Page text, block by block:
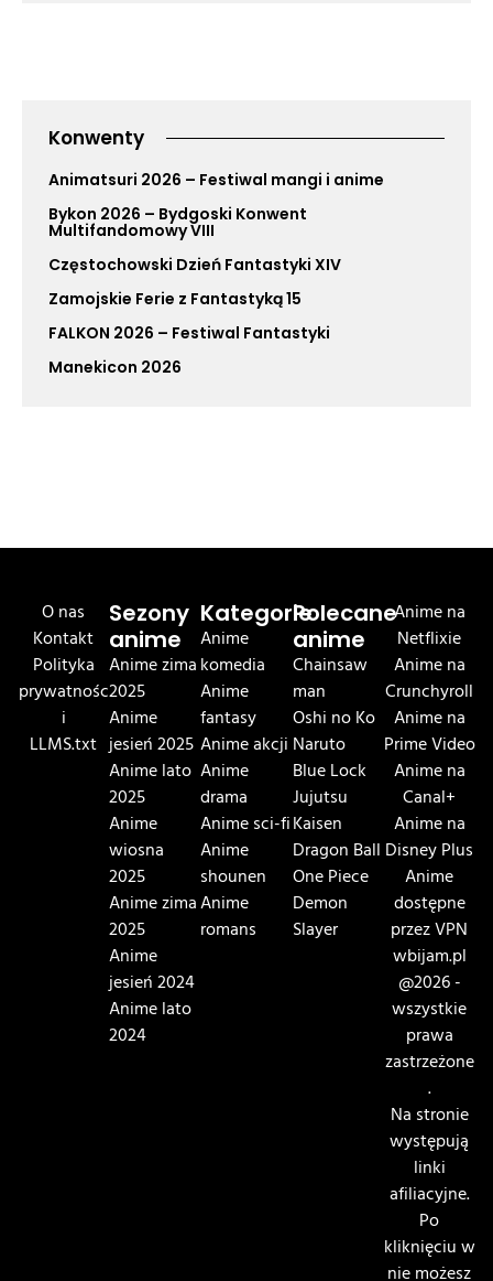
Konwenty
Animatsuri 2026 – Festiwal mangi i anime
Bykon 2026 – Bydgoski Konwent
Multifandomowy VIII
Częstochowski Dzień Fantastyki XIV
Zamojskie Ferie z Fantastyką 15
FALKON 2026 – Festiwal Fantastyki
Manekicon 2026
O nas
Kontakt
Polityka
prywatnośc
i
LLMS.txt
Sezony
anime
Anime zima
2025
Anime
jesień 2025
Anime lato
2025
Anime
wiosna
2025
Anime zima
2025
Anime
jesień 2024
Anime lato
2024
Kategorie
Anime
komedia
Anime
fantasy
Anime akcji
Anime
drama
Anime sci-fi
Anime
shounen
Anime
romans
Polecane
anime
Chainsaw
man
Oshi no Ko
Naruto
Blue Lock
Jujutsu
Kaisen
Dragon Ball
One Piece
Demon
Slayer
Anime na
Netflixie
Anime na
Crunchyroll
Anime na
Prime Video
Anime na
Canal+
Anime na
Disney Plus
Anime
dostępne
przez VPN
wbijam.pl
@2026 -
wszystkie
prawa
zastrzeżone
.
Na stronie
występują
linki
afiliacyjne.
Po
kliknięciu w